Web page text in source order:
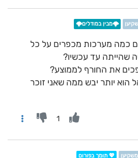
🌩️מבין במודלים🌩️
כמה מערכות מכפרים על כל
שהייתה עד עכשיו?
את החורף לממוצע?
הוא יותר יבש ממה שאני זוכר
1
💖 תומך בפורום